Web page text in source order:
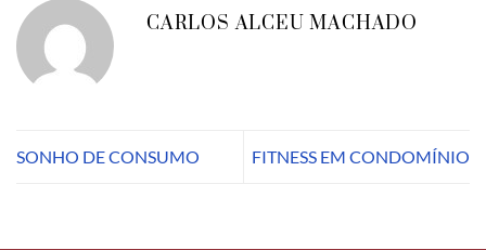
CARLOS ALCEU MACHADO
SONHO DE CONSUMO FITNESS EM CONDOMÍNIO